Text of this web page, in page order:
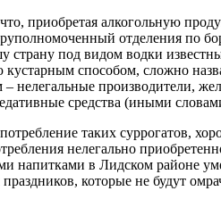
приобретая алкогольную
отделения по
страну под видом водки
способом, сложно
производители,
средства (иными
таких суррогатов,
нелегально
напитками в Лидском районе
которые не будут